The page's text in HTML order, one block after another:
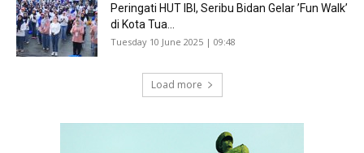
Peringati HUT IBI, Seribu Bidan Gelar ’Fun Walk’
di Kota Tua...
Tuesday 10 June 2025 | 09:48
Load more